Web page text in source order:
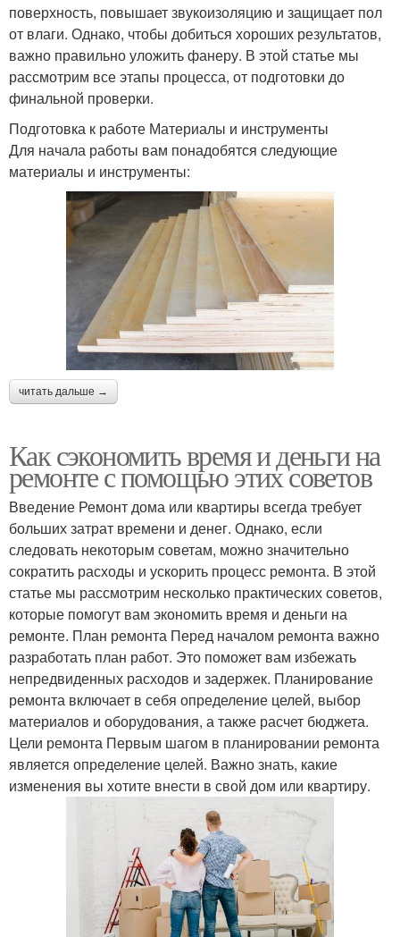
поверхность, повышает звукоизоляцию и защищает пол
от влаги. Однако, чтобы добиться хороших результатов,
важно правильно уложить фанеру. В этой статье мы
рассмотрим все этапы процесса, от подготовки до
финальной проверки.
Подготовка к работе Материалы и инструменты
Для начала работы вам понадобятся следующие
материалы и инструменты:
читать дальше →
Как сэкономить время и деньги на
ремонте с помощью этих советов
Введение Ремонт дома или квартиры всегда требует
больших затрат времени и денег. Однако, если
следовать некоторым советам, можно значительно
сократить расходы и ускорить процесс ремонта. В этой
статье мы рассмотрим несколько практических советов,
которые помогут вам экономить время и деньги на
ремонте. План ремонта Перед началом ремонта важно
разработать план работ. Это поможет вам избежать
непредвиденных расходов и задержек. Планирование
ремонта включает в себя определение целей, выбор
материалов и оборудования, а также расчет бюджета.
Цели ремонта Первым шагом в планировании ремонта
является определение целей. Важно знать, какие
изменения вы хотите внести в свой дом или квартиру.